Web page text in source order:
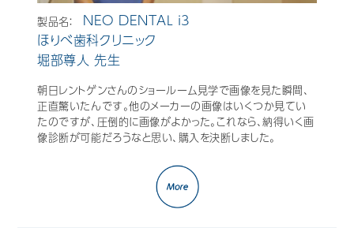
製品名： NEO DENTAL i3
ほりべ歯科クリニック
堀部尊人 先生
朝日レントゲンさんのショールーム見学で画像を見た瞬間、
正直驚いたんです。他のメーカーの画像はいくつか見てい
たのですが、圧倒的に画像がよかった。これなら、納得いく画
像診断が可能だろうなと思い、購入を決断しました。